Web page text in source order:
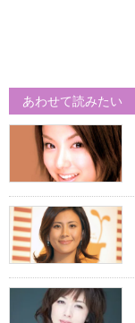
あわせて読みたい